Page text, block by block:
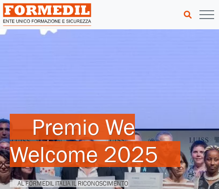
Premio We
Welcome 2025
AL FORMEDIL ITALIA IL RICONOSCIMENTO